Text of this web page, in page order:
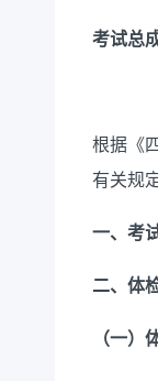
考试总
根据《
有关规
一、 考
二、体
（一）